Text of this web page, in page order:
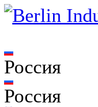
Россия
Россия